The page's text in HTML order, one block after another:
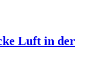
Luft in der